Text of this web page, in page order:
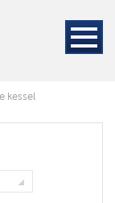
kessel